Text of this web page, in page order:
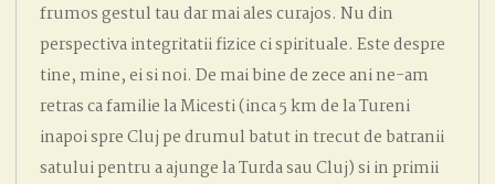
frumos gestul tau dar mai ales curajos. Nu din
perspectiva integritatii fizice ci spirituale. Este despre
tine, mine, ei si noi. De mai bine de zece ani ne-am
retras ca familie la Micesti (inca 5 km de la Tureni
inapoi spre Cluj pe drumul batut in trecut de batranii
satului pentru a ajunge la Turda sau Cluj) si in primii